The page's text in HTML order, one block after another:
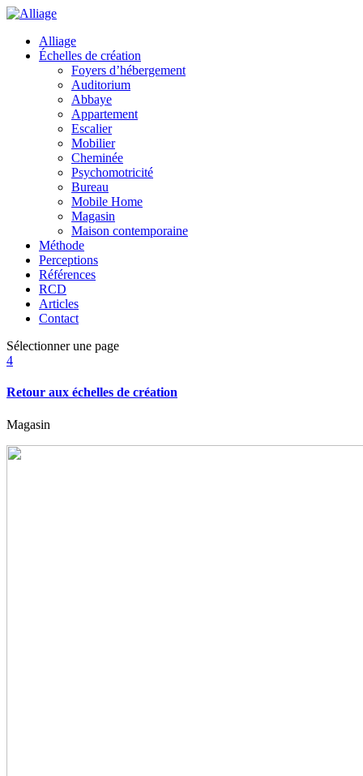
Alliage
Échelles de création
Foyers d’hébergement
Auditorium
Abbaye
Appartement
Escalier
Mobilier
Cheminée
Psychomotricité
Bureau
Mobile Home
Magasin
Maison contemporaine
Méthode
Perceptions
Références
RCD
Articles
Contact
Sélectionner une page
4
Retour aux échelles de création
Magasin